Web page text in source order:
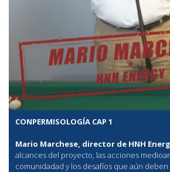
CONPERMISOLOGÍA CAP 1
Mario Marchese, director de HNH
alcances del proyecto, las acciones
comunidadad y los desafíos que aún deben